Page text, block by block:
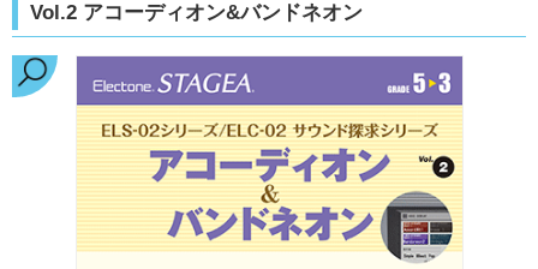
Vol.2 アコーディオン&バンドネオン